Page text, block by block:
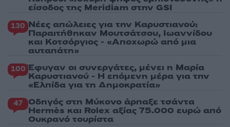
είσοδος της Meridiam στην GSI
130 Νέες απώλειες για την Καρυστιανού:
Παραιτήθηκαν Μουτσάτσου, Ιωαννίδου
και Κοτσόργιος - «Αποχωρώ από μια
αυταπάτη»
100 Έφυγαν οι συνεργάτες, μένει η Μαρία
Καρυστιανού - Η επόμενη μέρα για την
«Ελπίδα για τη Δημοκρατία»
47 Οδηγός στη Μύκονο άρπαξε τσάντα
Hermès και Rolex αξίας 75.000 ευρώ από
Ουκρανό τουρίστα